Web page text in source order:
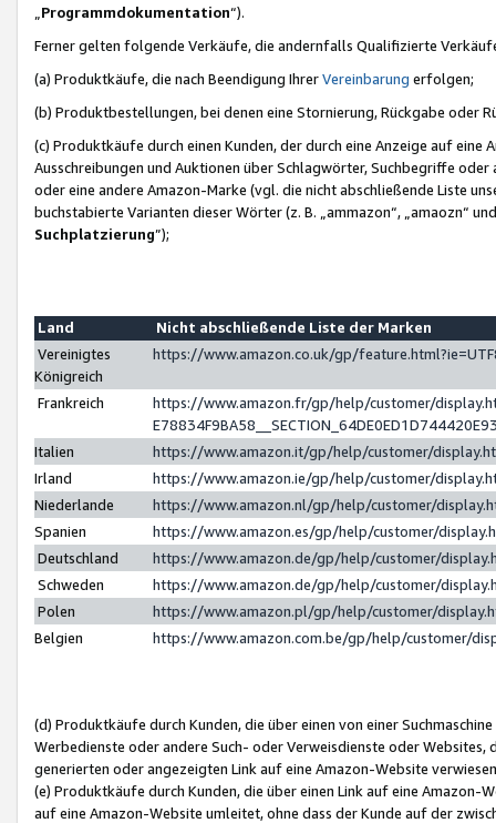
Programmdokumentation“).
Ferner gelten folgende Verkäufe, die andernfalls Qualifizierte
(a) Produktkäufe, die nach Beendigung IhrerVereinbarung erfolgen;
(b) Produktbestellungen, bei denen eine Stornierung, Rückgabe oder
(c) Produktkäufe durch einen Kunden, der durch eine Anzeige auf
Ausschreibungen und Auktionen über Schlagwörter, Suchbegriffe
oder eine andere Amazon-Marke (vgl. die nicht abschließende Liste
buchstabierte Varianten dieser Wörter (z. B. „ammazon“, „amaozn“
Suchplatzierung”);
Land
Nicht abschließende Liste der Marken
Vereinigtes
Königreich
https://www.amazon.co.uk/gp/
Frankreich
https://www.amazon.fr/gp/help/customer/
Italien
https://www.amazon.it/gp/help/customer/
Irland
https://www.amazon.ie/gp/help/customer/
Niederlande
https://www.amazon.nl/gp/help/customer/
Spanien
https://www.amazon.es/gp/help/customer/
Deutschland
https://www.amazon.de/gp/help/customer/
Schweden
https://www.amazon.de/gp/help/customer/
Polen
https://www.amazon.pl/gp/help/customer/
Belgien
https://www.amazon.com.be/gp/help/customer/
(d) Produktkäufe durch Kunden, die über einen von einer
Werbedienste oder andere Such- oder Verweisdienste oder Websites,
generierten oder angezeigten Link auf eine Amazon-Website
(e) Produktkäufe durch Kunden, die über einen Link auf eine
auf eine Amazon-Website umleitet, ohne dass der Kunde auf der